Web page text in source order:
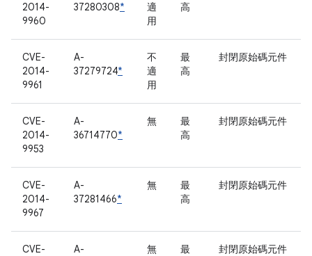
2014-
9960
37280308*
適
用
高
CVE-
2014-
9961
A-
37279724*
不
適
用
最
高
封閉原始碼元件
CVE-
2014-
9953
A-
36714770*
無
最
高
封閉原始碼元件
CVE-
2014-
9967
A-
37281466*
無
最
高
封閉原始碼元件
CVE-
A-
無
最
封閉原始碼元件